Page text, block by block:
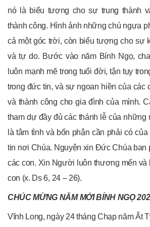
nó là biểu tượng cho sự trung thành
thành công. Hình ảnh những chú ngựa
cả một góc trời, còn biểu tượng cho sự
và tự do. Bước vào năm Bính Ngọ,
luôn mạnh mẽ trong tuổi đời, tận tụy
trong đức tin, và sự ngoan hiền của các
và thành công cho gia đình của mình.
tham dự đầy đủ các thánh lễ của những
là tâm tình và bổn phận cần phải có
tin nơi Chúa. Nguyện xin Đức Chúa ban
các con. Xin Người luôn thương mến và
con (x. Ds 6, 24 – 26).
CHÚC MỪNG NĂM MỚI BÍNH NGỌ
Vĩnh Long, ngày 24 tháng Chạp năm Ất